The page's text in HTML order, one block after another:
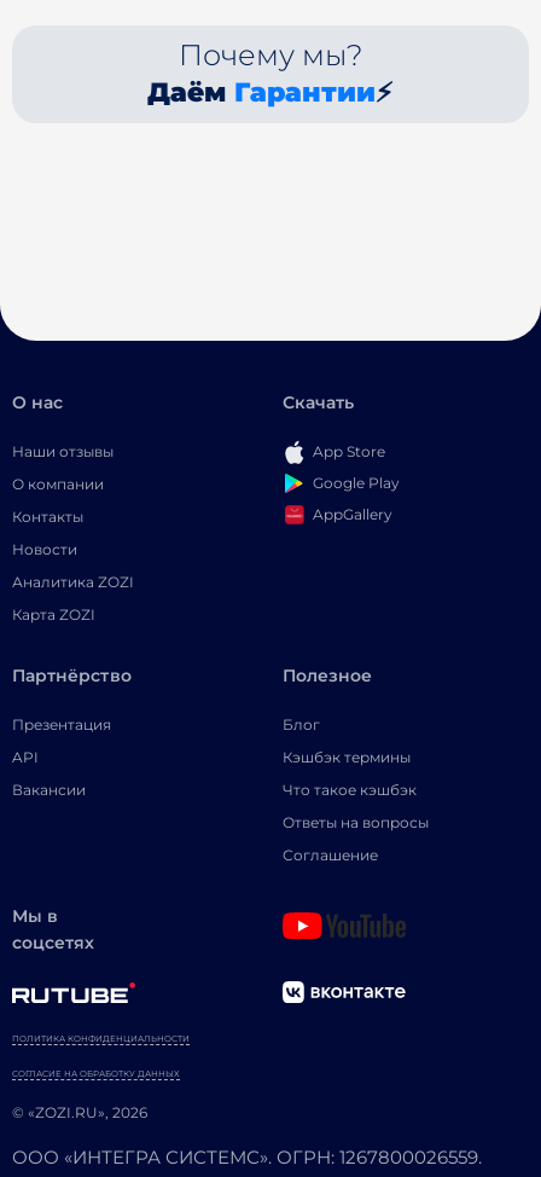
Почему мы?
Даём Гарантии⚡
О нас
Наши отзывы
О компании
Контакты
Новости
Аналитика ZOZI
Карта ZOZI
Скачать
App Store
Google Play
AppGallery
Партнёрство
Презентация
API
Вакансии
Полезное
Блог
Кэшбэк термины
Что такое кэшбэк
Ответы на вопросы
Соглашение
Мы в
соцсетях
© «ZOZI.RU», 2026
ПОЛИТИКА КОНФИДЕНЦИАЛЬНОСТИ
СОГЛАСИЕ НА ОБРАБОТКУ ДАННЫХ
ООО «ИНТЕГРА СИСТЕМС». ОГРН: 1267800026559.